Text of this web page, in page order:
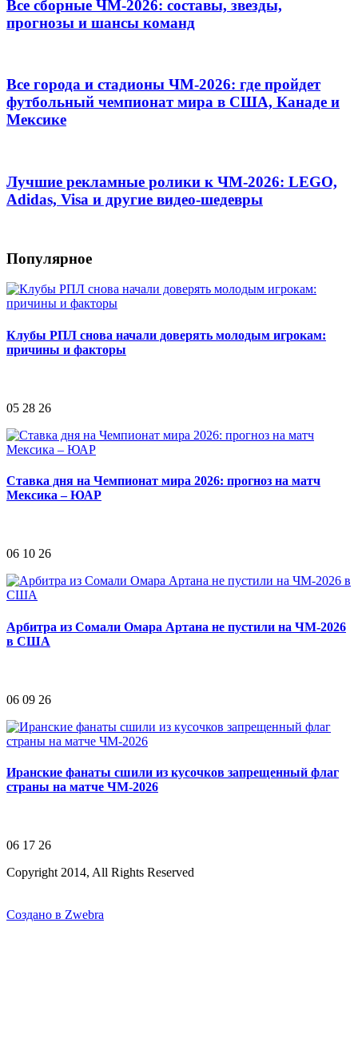
Все сборные ЧМ-2026: составы, звезды,
прогнозы и шансы команд
Все города и стадионы ЧМ-2026: где пройдет
футбольный чемпионат мира в США, Канаде и
Мексике
Лучшие рекламные ролики к ЧМ-2026: LEGO,
Adidas, Visa и другие видео-шедевры
Популярное
Клубы РПЛ снова начали доверять молодым игрокам:
причины и факторы
05 28 26
Ставка дня на Чемпионат мира 2026: прогноз на матч
Мексика – ЮАР
06 10 26
Арбитра из Сомали Омара Артана не пустили на ЧМ-2026
в США
06 09 26
Иранские фанаты сшили из кусочков запрещенный флаг
страны на матче ЧМ-2026
06 17 26
Copyright 2014, All Rights Reserved
Создано в Zwebra